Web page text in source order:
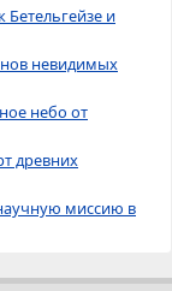
Бетельгейзе и
невидимых
небо от
древних
миссию в